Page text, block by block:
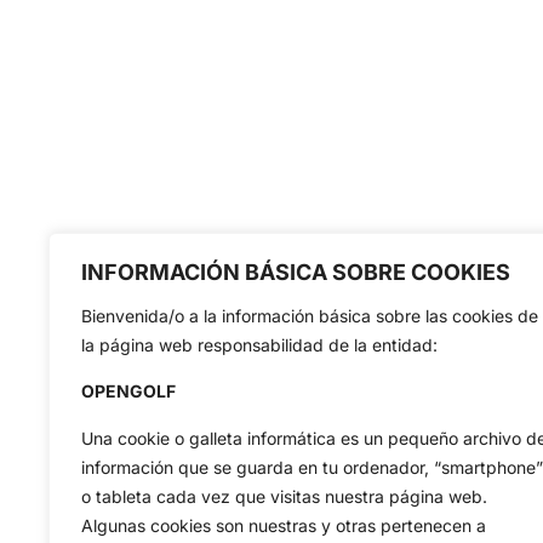
INFORMACIÓN BÁSICA SOBRE COOKIES
Bienvenida/o a la información básica sobre las cookies de
la página web responsabilidad de la entidad:
OPENGOLF
Una cookie o galleta informática es un pequeño archivo
información que se guarda en tu ordenador, “smartphone”
o tableta cada vez que visitas nuestra página web.
Algunas cookies son nuestras y otras pertenecen a